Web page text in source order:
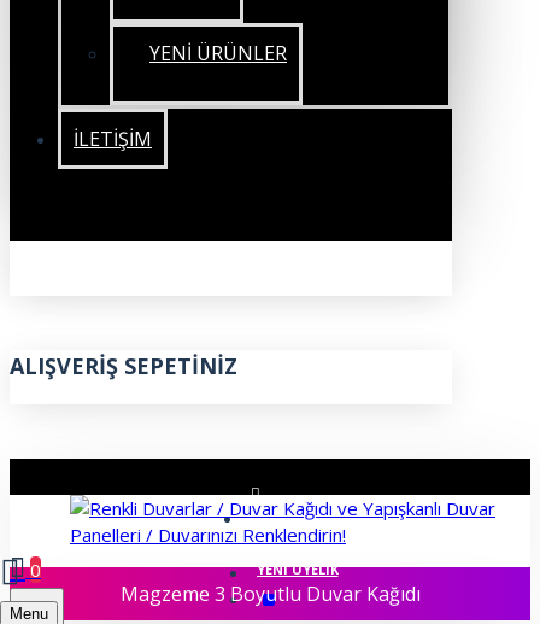
YENİ ÜRÜNLER
İLETIŞIM
ALIŞVERIŞ SEPETINIZ
ÜYE GIRIŞI
YENI ÜYELIK
Menu
0
Magzeme 3 Boyutlu Duvar Kağıdı